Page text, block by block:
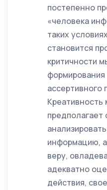
постепенно
«человека
таких
становится
критичности
формирования
ассертивного
предполагает
информацию,
веру,
адекватно
действия,